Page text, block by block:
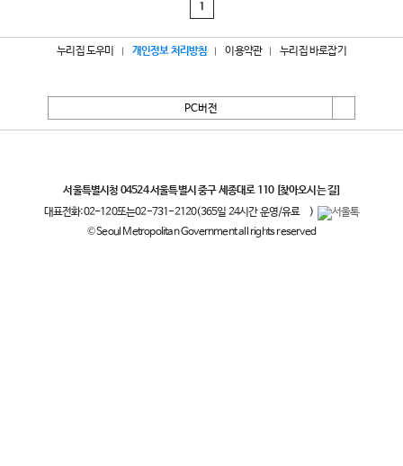
1
누리집 도우미 개인정보 처리방침 이용약관 누리집 바로잡기
PC버전
서울특별시청 04524 서울특별시 중구 세종대로 110 [찾아오시는 길]
대표전화:02-120또는02-731-2120(365일 24시간 운영/유료
)
© Seoul Metropolitan Government all rights reserved